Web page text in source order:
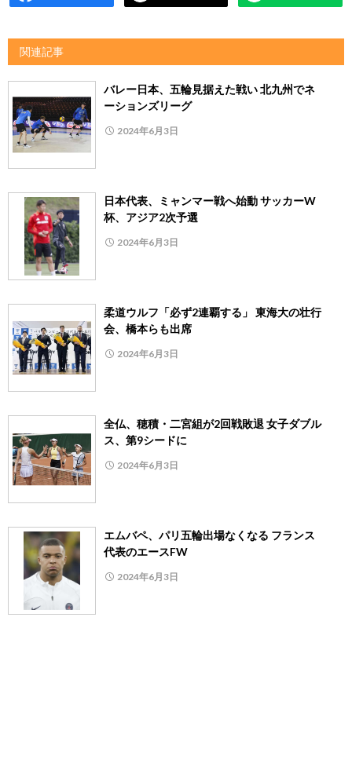
関連記事
バレー日本、五輪見据えた戦い 北九州でネ
ーションズリーグ
2024年6月3日
日本代表、ミャンマー戦へ始動 サッカーW
杯、アジア2次予選
2024年6月3日
柔道ウルフ「必ず2連覇する」 東海大の壮行
会、橋本らも出席
2024年6月3日
全仏、穂積・二宮組が2回戦敗退 女子ダブル
ス、第9シードに
2024年6月3日
エムバペ、パリ五輪出場なくなる フランス
代表のエースFW
2024年6月3日